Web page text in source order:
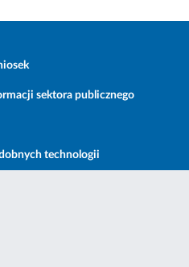
sektora publicznego
technologii